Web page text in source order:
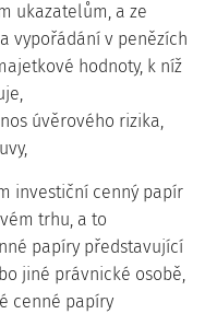
ukazatelům, a ze
vypořádání v penězích
hodnoty, k níž
úvěrového rizika,
investiční cenný papír
trhu, a to
papíry představující
jiné právnické osobě,
cenné papíry